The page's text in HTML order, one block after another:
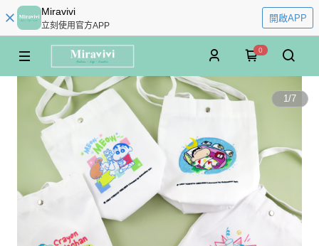
Miravivi
立刻使用官方APP
開啟APP
0
1/7